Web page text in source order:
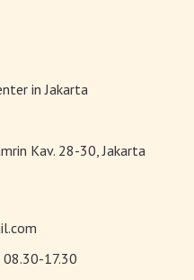
in Jakarta
Kav. 28-30, Jakarta
08.30-17.30